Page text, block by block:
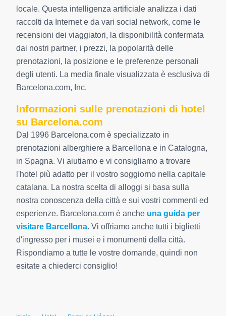
locale. Questa intelligenza artificiale analizza i dati
raccolti da Internet e da vari social network, come le
recensioni dei viaggiatori, la disponibilità confermata
dai nostri partner, i prezzi, la popolarità delle
prenotazioni, la posizione e le preferenze personali
degli utenti. La media finale visualizzata è esclusiva di
Barcelona.com, Inc.
Informazioni sulle prenotazioni di hotel
su Barcelona.com
Dal 1996 Barcelona.com è specializzato in
prenotazioni alberghiere a Barcellona e in Catalogna,
in Spagna. Vi aiutiamo e vi consigliamo a trovare
l'hotel più adatto per il vostro soggiorno nella capitale
catalana. La nostra scelta di alloggi si basa sulla
nostra conoscenza della città e sui vostri commenti ed
esperienze. Barcelona.com è anche una guida per
visitare Barcellona. Vi offriamo anche tutti i biglietti
d'ingresso per i musei e i monumenti della città.
Rispondiamo a tutte le vostre domande, quindi non
esitate a chiederci consiglio!